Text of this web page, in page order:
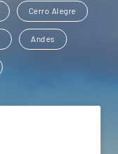
Cerro Alegre
Andes